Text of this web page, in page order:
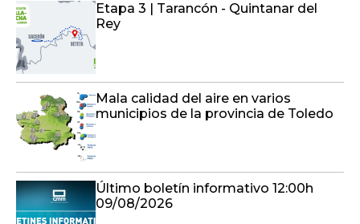
Etapa 3 | Tarancón - Quintanar del
Rey
Mala calidad del aire en varios
municipios de la provincia de Toledo
Último boletín informativo 12:00h
09/08/2026